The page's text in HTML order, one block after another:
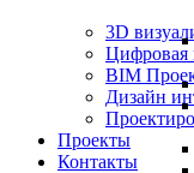
3D
Цифровая
BIM
Дизайн
Проекты
Контакты